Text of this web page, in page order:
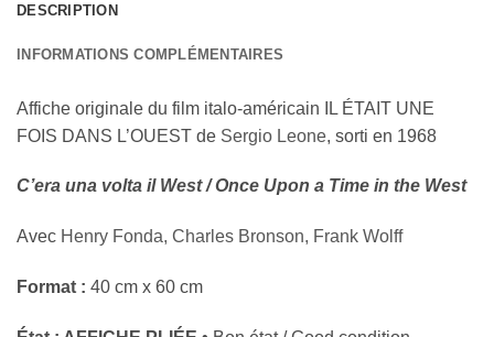
DESCRIPTION
INFORMATIONS COMPLÉMENTAIRES
Affiche originale du film italo-américain IL ÉTAIT UNE
FOIS DANS L’OUEST de Sergio Leone, sorti en 1968
C’era una volta il West / Once Upon a Time in the West
Avec Henry Fonda, Charles Bronson, Frank Wolff
Format : 40 cm x 60 cm